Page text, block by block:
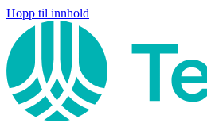
Hopp til innhold